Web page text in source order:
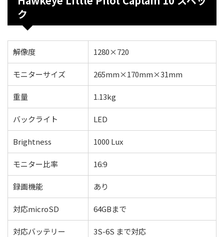
ク
解像度 1280×720
モニターサイズ 265mm×170mm×31mm
重量 1.13kg
バックライト LED
Brightness 1000 Lux
モニター比率 16:9
録画機能 あり
対応microSD 64GBまで
対応バッテリー 3S-6S まで対応